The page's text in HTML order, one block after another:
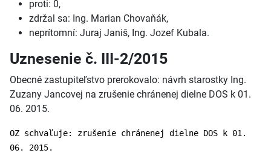
proti: 0,
zdržal sa: Ing. Marian Chovaňák,
neprítomní: Juraj Janiš, Ing. Jozef Kubala.
Uznesenie č. III-2/2015
Obecné zastupiteľstvo prerokovalo: návrh starostky Ing.
Zuzany Jancovej na zrušenie chránenej dielne DOS k 01.
06. 2015.
OZ schvaľuje: zrušenie chránenej dielne DOS k 01.
06. 2015.